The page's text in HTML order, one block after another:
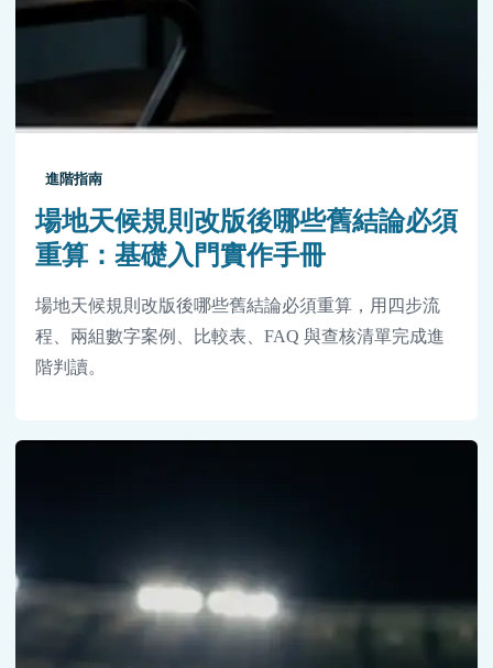
進階指南
場地天候規則改版後哪些舊結論必須
重算：基礎入門實作手冊
場地天候規則改版後哪些舊結論必須重算，用四步流
程、兩組數字案例、比較表、FAQ 與查核清單完成進
階判讀。